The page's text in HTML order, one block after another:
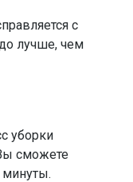
с
лучше, чем
уборки
сможете
минуты.